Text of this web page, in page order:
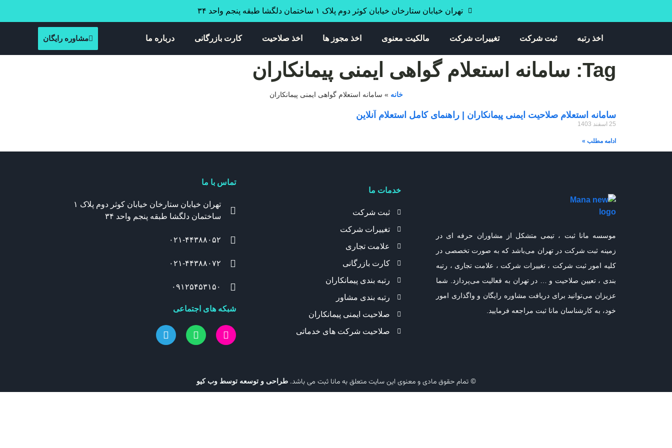
تهران خیابان ستارخان خیابان کوثر دوم پلاک ۱ ساختمان دلگشا طبقه پنجم واحد ۳۴
اخذ رتبه ثبت شرکت تغییرات شرکت مالکیت معنوی اخذ مجوز ها اخذ صلاحیت کارت بازرگانی درباره ما مشاوره رایگان
Tag: سامانه استعلام گواهی ایمنی پیمانکاران
خانه » سامانه استعلام گواهی ایمنی پیمانکاران
سامانه استعلام صلاحیت ایمنی پیمانکاران | راهنمای کامل استعلام آنلاین
25 اسفند 1403
ادامه مطلب »
موسسه مانا ثبت ، تیمی متشکل از مشاوران حرفه ای در
زمینه ثبت شرکت در تهران می‌باشد که به صورت تخصصی در
کلیه امور ثبت شرکت ، تغییرات شرکت ، علامت تجاری ، رتبه
بندی ، تعیین صلاحیت و … در تهران به فعالیت می‌پردازد. شما
عزیزان می‌توانید برای دریافت مشاوره رایگان و واگذاری امور
خود، به کارشناسان مانا ثبت مراجعه فرمایید.
خدمات ما
ثبت شرکت
تغییرات شرکت
علامت تجاری
کارت بازرگانی
رتبه بندی پیمانکاران
رتبه بندی مشاور
صلاحیت ایمنی پیمانکاران
صلاحیت شرکت های خدماتی
تماس با ما
تهران خیابان ستارخان خیابان کوثر دوم پلاک ۱
ساختمان دلگشا طبقه پنجم واحد ۳۴
۰۲۱-۴۴۳۸۸۰۵۲
۰۲۱-۴۴۳۸۸۰۷۲
۰۹۱۲۵۴۵۳۱۵۰
شبکه های اجتماعی
© تمام حقوق مادی و معنوی این سایت متعلق به مانا ثبت می باشد.طراحی و توسعه توسط وب کیو